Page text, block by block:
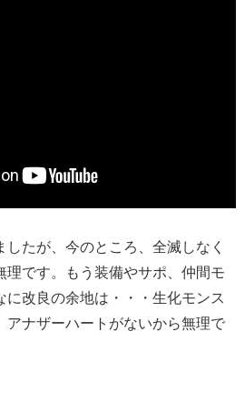
たが、今のところ、全滅しなく
理です。もう装備やサポ、仲間モ
に改良の余地は・・・生化モンス
アナザーハートがないから無理で